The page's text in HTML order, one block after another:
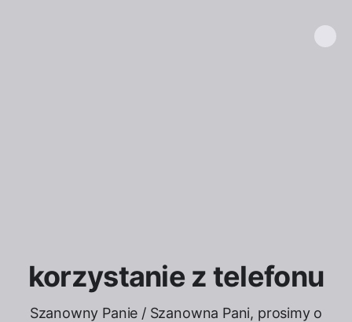
korzystanie z telefonu
Szanowny Panie / Szanowna Pani, prosimy o